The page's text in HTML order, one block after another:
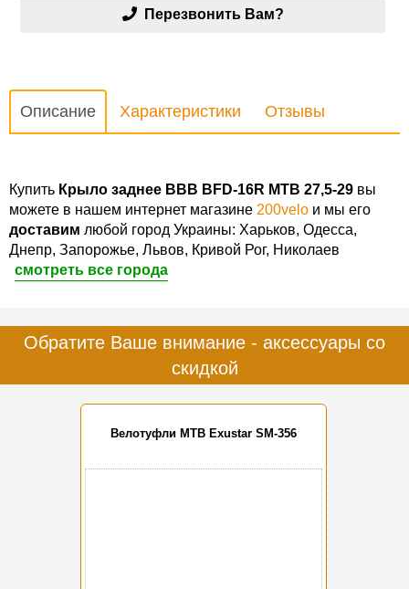
Перезвонить Вам?
Описание Характеристики Отзывы
Купить Крыло заднее BBB BFD-16R MTB 27,5-29 вы
можете в нашем интернет магазине 200velo и мы его
доставим любой город Украины: Харьков, Одесса,
Днепр, Запорожье, Львов, Кривой Рог, Николаев
смотреть все города
Обратите Ваше внимание - аксессуары со
скидкой
Велотуфли MTB Exustar SM-356